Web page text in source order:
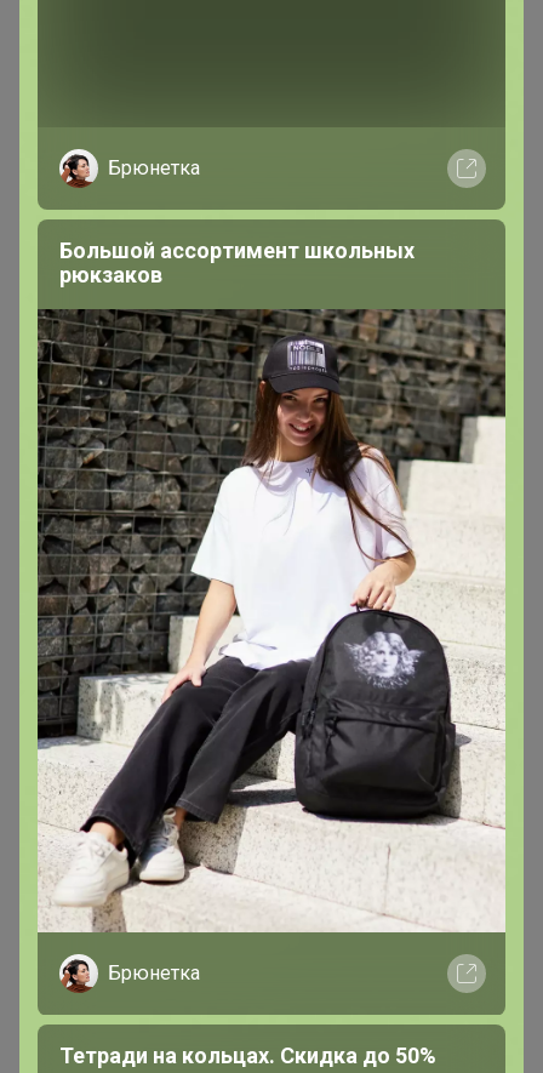
В теме "Любимая Божья коровка - не убиваемый
трикотаж! Стиль, лаконичность и высокое качество
iren77, да, согласна. Возможно сезон сейчас. Можно
попробовать к сентябрю узнать степень их
загруженности и попробовать собрать. Но пока
слишком долго выходит😢 зарубежка быстрее
приезжает 😅
Мари24ок
Магистр
В теме "Любимая Божья коровка - не убиваемый
трикотаж! Стиль, лаконичность и высокое качество
тканей."
6 июня, 2025 09:00
Ленок8 , Дорогие участники! Производитель увеличил
сроки пошива заказов, не уведомив заказчиков.
Ситуация конечно крайне не приятная. Я на связи и
Буквально пилю их КАЖДЫЙ день! Сроки по факту
для местных производителей! Эта закупка вчера
выехала к нам! Ждём в течении дней 5. Дальнейшее
Брюнетка
Большой ассортимент школьных
рюкзаков
Брюнетка
Тетради на кольцах. Скидка до 50%